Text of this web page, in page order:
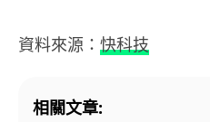
資料來源： 快科技
相關文章: